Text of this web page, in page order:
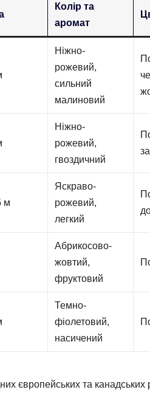
Колір та
аромат
Ніжно-
рожевий,
сильний
малиновий
Ніжно-
рожевий,
гвоздичний
м
Яскраво-
рожевий,
легкий
Абрикосово-
жовтий,
фруктовий
Темно-
фіолетовий,
насичений
європейських та канадських